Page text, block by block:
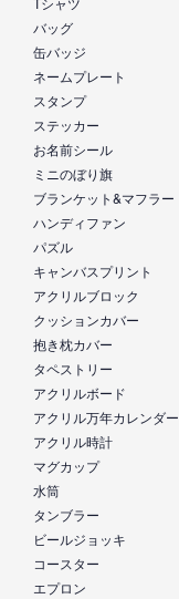
バッグ
缶バッジ
ネームプレート
スタンプ
ステッカー
お名前シール
ミニのぼり旗
ブランケット&マフラー
ハンディファン
パズル
キャンバスプリント
アクリルブロック
クッションカバー
抱き枕カバー
タペストリー
アクリルボード
アクリル万年カレンダー
アクリル時計
マグカップ
水筒
タンブラー
ビールジョッキ
コースター
エプロン